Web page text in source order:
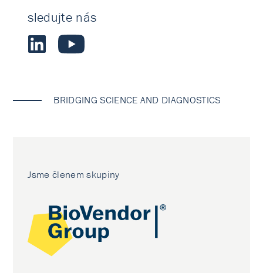
sledujte nás
BRIDGING SCIENCE AND DIAGNOSTICS
Jsme členem skupiny